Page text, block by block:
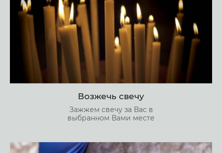
Возжечь свечу
Зажжем свечу за Вас в
выбранном Вами месте